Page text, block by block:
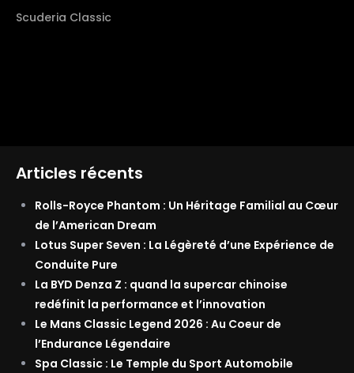
Scuderia Classic
Articles récents
Rolls-Royce Phantom : Un Héritage Familial au Cœur
de l’American Dream
Lotus Super Seven : La Légèreté d’une Expérience de
Conduite Pure
La BYD Denza Z : quand la supercar chinoise
redéfinit la performance et l’innovation
Le Mans Classic Legend 2026 : Au Coeur de
l’Endurance Légendaire
Spa Classic : Le Temple du Sport Automobile